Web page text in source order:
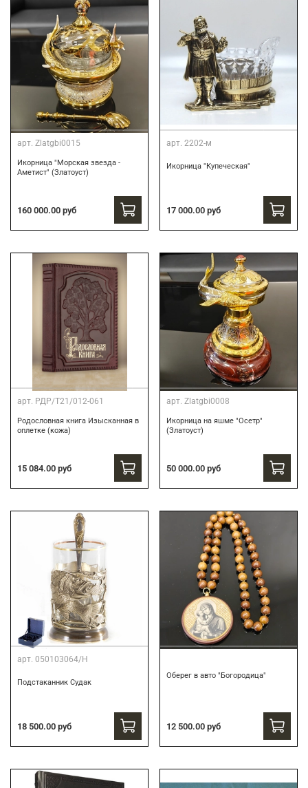
арт. Zlatgbi0015
Икорница "Морская звезда -
Аметист" (Златоуст)
160 000.00 руб
арт. 2202-м
Икорница "Купеческая"
17 000.00 руб
арт. РДР/Т21/012-061
Родословная книга Изысканная в
оплетке (кожа)
15 084.00 руб
арт. Zlatgbi0008
Икорница на яшме "Осетр"
(Златоуст)
50 000.00 руб
арт. 050103064/Н
Подстаканник Судак
18 500.00 руб
Оберег в авто "Богородица"
12 500.00 руб